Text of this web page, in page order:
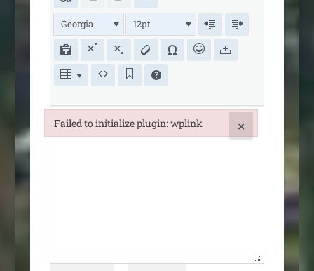
Georgia 12pt
Failed to initialize plugin: wplink ×
Failed to initialize plugin: wplink